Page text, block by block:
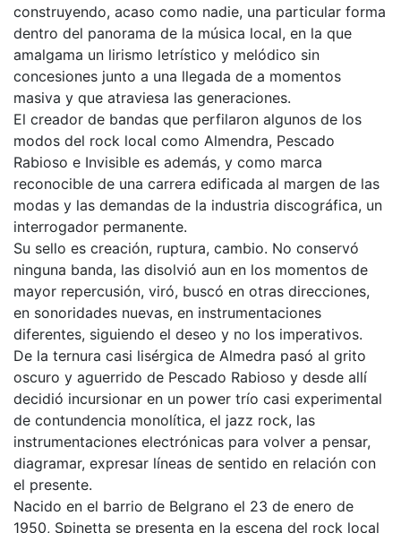
construyendo, acaso como nadie, una particular forma
dentro del panorama de la música local, en la que
amalgama un lirismo letrístico y melódico sin
concesiones junto a una llegada de a momentos
masiva y que atraviesa las generaciones.
El creador de bandas que perfilaron algunos de los
modos del rock local como Almendra, Pescado
Rabioso e Invisible es además, y como marca
reconocible de una carrera edificada al margen de las
modas y las demandas de la industria discográfica, un
interrogador permanente.
Su sello es creación, ruptura, cambio. No conservó
ninguna banda, las disolvió aun en los momentos de
mayor repercusión, viró, buscó en otras direcciones,
en sonoridades nuevas, en instrumentaciones
diferentes, siguiendo el deseo y no los imperativos.
De la ternura casi lisérgica de Almedra pasó al grito
oscuro y aguerrido de Pescado Rabioso y desde allí
decidió incursionar en un power trío casi experimental
de contundencia monolítica, el jazz rock, las
instrumentaciones electrónicas para volver a pensar,
diagramar, expresar líneas de sentido en relación con
el presente.
Nacido en el barrio de Belgrano el 23 de enero de
1950, Spinetta se presenta en la escena del rock local